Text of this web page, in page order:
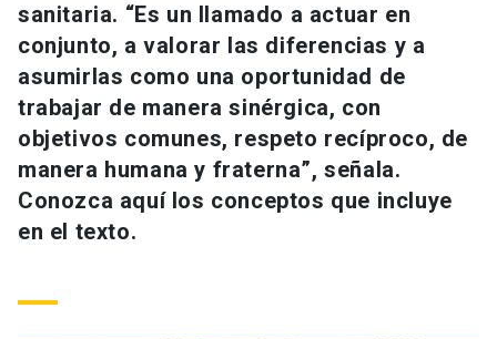
Estudiantes
Académicos
Personal
Alumni
Padres y familia
Vecinos
Admisión launch
Mi Cuenta UC launch
Correo UC launch
Mi Portal UC
sanitaria. “Es un llamado a actuar en
conjunto, a valorar las diferencias y a
asumirlas como una oportunidad de
trabajar de manera sinérgica, con
objetivos comunes, respeto recíproco, de
manera humana y fraterna”, señala.
Conozca aquí los conceptos que incluye
en el texto.